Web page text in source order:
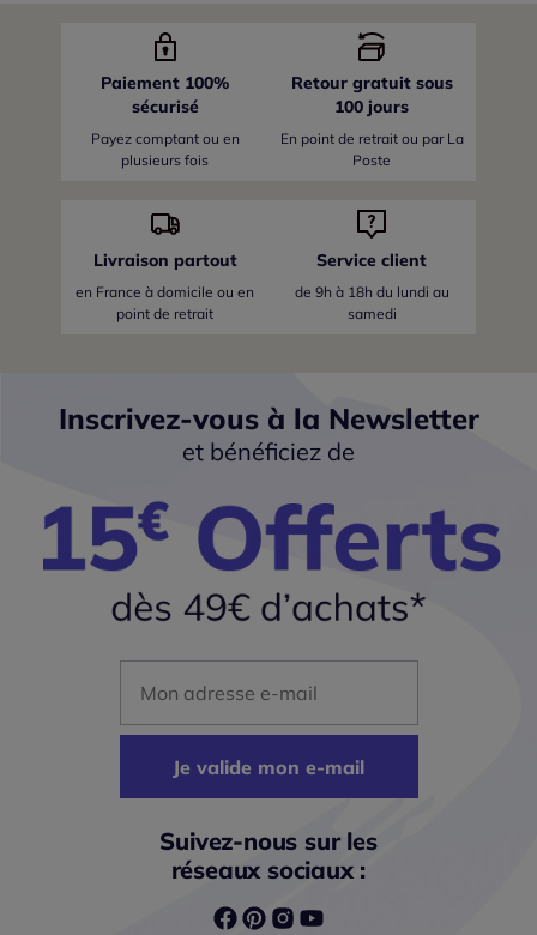
Paiement 100%
sécurisé
Payez comptant ou en
plusieurs fois
Retour gratuit sous
100 jours
En point de retrait ou par La
Poste
Livraison partout
en France à domicile ou en
point de retrait
Service client
de 9h à 18h du lundi au
samedi
Inscrivez-vous à la Newsletter
et bénéficiez de
Je valide mon e-mail
Suivez-nous sur les
réseaux sociaux :